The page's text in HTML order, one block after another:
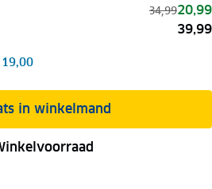
34,9920,99
39,99
in winkelmand